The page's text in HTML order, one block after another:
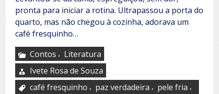
pronta para iniciar a rotina. Ultrapassou a porta do
quarto, mas não chegou à cozinha, adorava um
café fresquinho…
Contos , Literatura
Ivete Rosa de Souza
café fresquinho , paz verdadeira , pele fria ,